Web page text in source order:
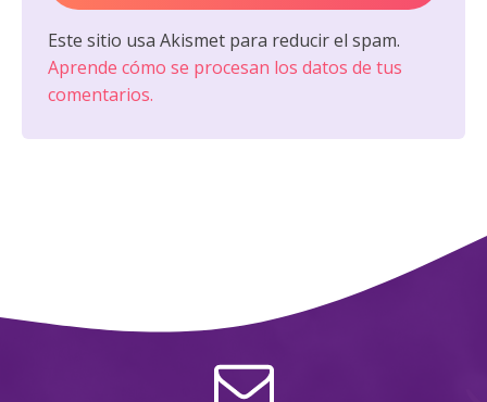
Este sitio usa Akismet para reducir el spam.
Aprende cómo se procesan los datos de tus
comentarios.